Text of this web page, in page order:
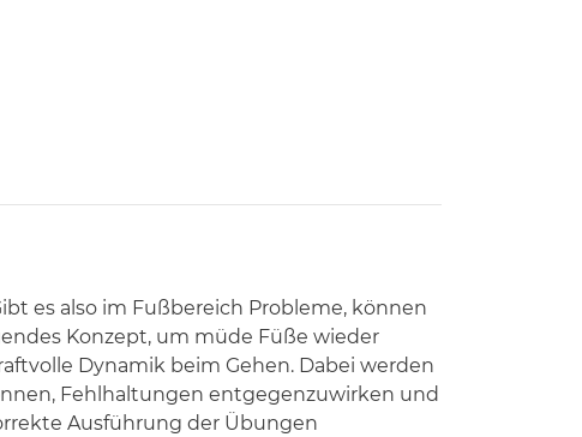
es also im Fußbereich Probleme, können
Konzept, um müde Füße wieder
Dynamik beim Gehen. Dabei werden
Fehlhaltungen entgegenzuwirken und
Ausführung der Übungen